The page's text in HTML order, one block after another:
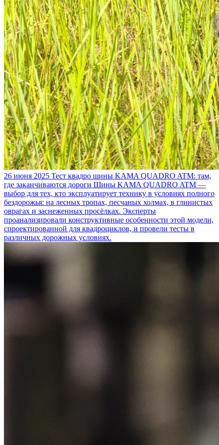
26 июня 2025 Тест квадро шины KAMA QUADRO ATM: там,
где заканчиваются дороги Шины KAMA QUADRO ATM —
выбор для тех, кто эксплуатирует технику в условиях полного
бездорожья: на лесных тропах, песчаных холмах, в глинистых
оврагах и заснеженных просёлках. Эксперты
проанализировали конструктивные особенности этой модели,
спроектированной для квадроциклов, и провели тесты в
различных дорожных условиях.